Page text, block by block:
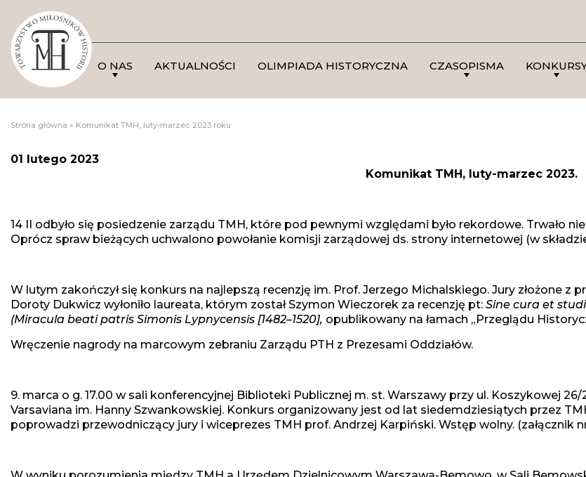
O NAS AKTUALNOŚCI OLIMPIADA HISTORYCZNA CZASOPISMA
Strona główna » Komunikat TMH, luty-marzec 2023 roku
01 lutego 2023
Komunikat TMH, luty-marzec 2023.
14 II odbyło się posiedzenie zarządu TMH, które pod pewnymi względami było rekordowe. Trwało
Oprócz spraw bieżących uchwalono powołanie komisji zarządowej ds. strony internetowej (w
W lutym zakończył się konkurs na najlepszą recenzję im. Prof. Jerzego Michalskiego. Jury złożone z
Doroty Dukwicz wyłoniło laureata, którym został Szymon Wieczorek za recenzję pt: Sine cura et
(Miracula beati patris Simonis Lypnycensis [1482–1520], opublikowany na łamach „Przeglądu
Wręczenie nagrody na marcowym zebraniu Zarządu PTH z Prezesami Oddziałów.
9. marca o g. 17.00 w sali konferencyjnej Biblioteki Publicznej m. st. Warszawy przy ul. Koszykowej
Varsaviana im. Hanny Szwankowskiej. Konkurs organizowany jest od lat siedemdziesiątych przez
poprowadzi przewodniczący jury i wiceprezes TMH prof. Andrzej Karpiński. Wstęp wolny. (załącznik